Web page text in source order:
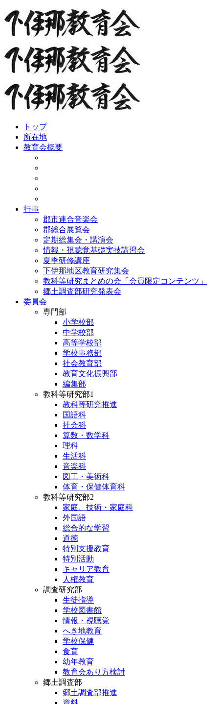
to
content
トップ
所在地
教育会概要
行事
郡市連合音楽会
郡総合展覧会
定期総集会・講演会
情報・視聴覚基礎実技講習会
夏季研修講座
下伊那地区教育研究集会
教科等研究まとめの会「会員限定コンテンツ」
郷土調査部研究発表会
委員会
専門部
小学校部
中学校部
高等学校部
学校事務部
社会教育部
教育文化振興部
編集部
教科等研究部1
教科等研究推進
国語科
社会科
算数・数学科
理科
生活科
音楽科
図工・美術科
体育・保健体育科
教科等研究部2
家庭、技術・家庭科
外国語
総合的な学習
道徳
特別支援教育
特別活動
キャリア教育
人権教育
調査研究部
生徒指導
学校図書館
情報・視聴覚
へき地教育
学校保健
食育
幼年教育
教育会あり方検討
郷土調査部
郷土調査部推進